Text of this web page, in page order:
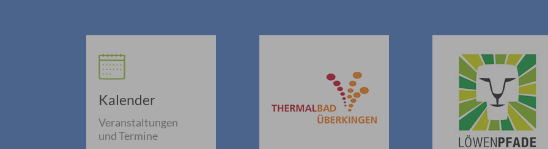
Kalender
Veranstaltungen
und Termine